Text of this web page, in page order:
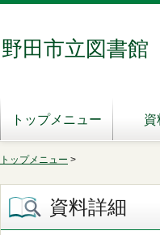
野田市立図書館
トップメニュー 資
トップメニュー >
資料詳細